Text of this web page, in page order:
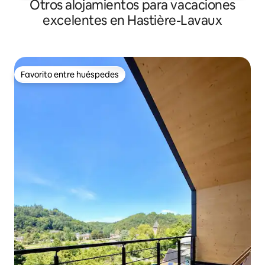
Otros alojamientos para vacaciones
excelentes en Hastière-Lavaux
Favorito entre huéspedes
Favorito entre huéspedes